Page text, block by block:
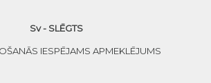
Sv - SLĒGTS
IESPĒJAMS APMEKLĒJUMS